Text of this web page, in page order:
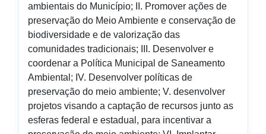
ambientais do Município; II. Promover ações de
preservação do Meio Ambiente e conservação de
biodiversidade e de valorização das
comunidades tradicionais; III. Desenvolver e
coordenar a Política Municipal de Saneamento
Ambiental; IV. Desenvolver políticas de
preservação do meio ambiente; V. desenvolver
projetos visando a captação de recursos junto as
esferas federal e estadual, para incentivar a